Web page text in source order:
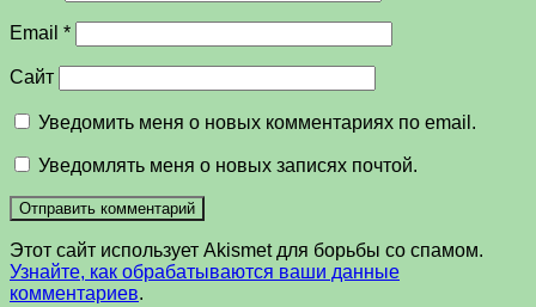
Email *
Сайт
Уведомить меня о новых комментариях по email.
Уведомлять меня о новых записях почтой.
Этот сайт использует Akismet для борьбы со спамом.
Узнайте, как обрабатываются ваши данные
комментариев.